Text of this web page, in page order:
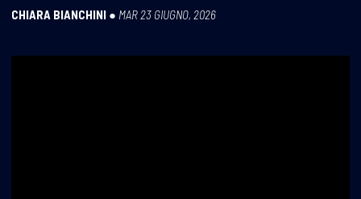
CHIARA BIANCHINI ● MAR 23 GIUGNO, 2026